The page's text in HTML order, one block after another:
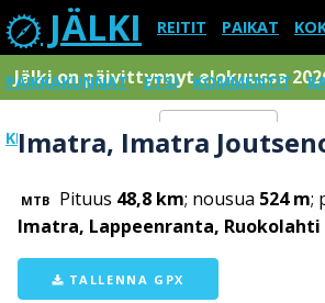
JÄLKI REITIT PAIKAT
PAIKKAKUNNAT ETSI KOMMENTIT
KIRJAUDU SISÄÄN Menu
Jälki on päivittynnyt elokuussa
Imatra, Imatra
MTB Pituus 48,8 km; nousua 524 m;
Imatra, Lappeenranta, Ruokolahti
TALLENNA GPX